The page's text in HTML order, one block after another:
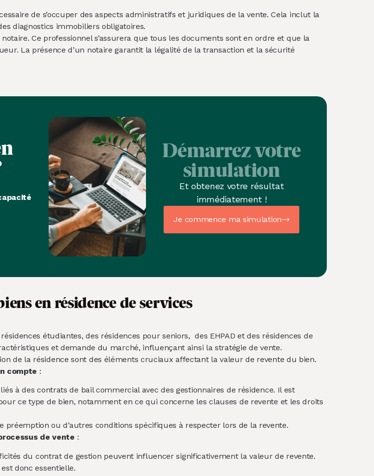
de s’occuper des aspects administratifs et juridiques de la vente. Cela inclut la
diagnostics immobiliers obligatoire​​​​s.
notaire. Ce professionnel s’assurera que tous les documents sont en ordre et que la
La présence d’un notaire garantit la légalité de la transaction et la sécurité
Démarrez votre
simulation
Et obtenez votre résultat
immédiatement !
Je commence ma simulation
en résidence de services
étudiantes, des résidences pour seniors, des EHPAD et des résidences de
et demande du marché, influençant ainsi la stratégie de vent​​e.
de la résidence sont des éléments cruciaux affectant la valeur de revente du bien.
compte :
à des contrats de bail commercial avec des gestionnaires de résidence. Il est
ce type de bien, notamment en ce qui concerne les clauses de revente et les droits
ou d’autres conditions spécifiques à respecter lors de la revente.
de vente :
du contrat de gestion peuvent influencer significativement la valeur de revente.
donc essentielle.